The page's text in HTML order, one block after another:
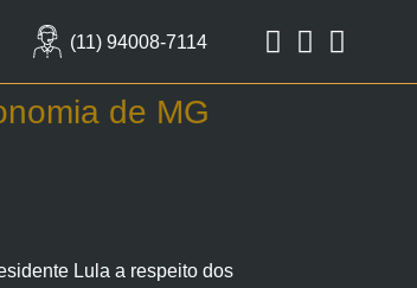
(11) 94008-7114
de MG
Lula a respeito dos